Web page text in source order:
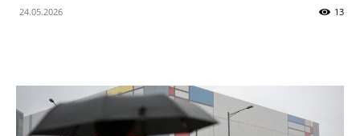
24.05.2026 13